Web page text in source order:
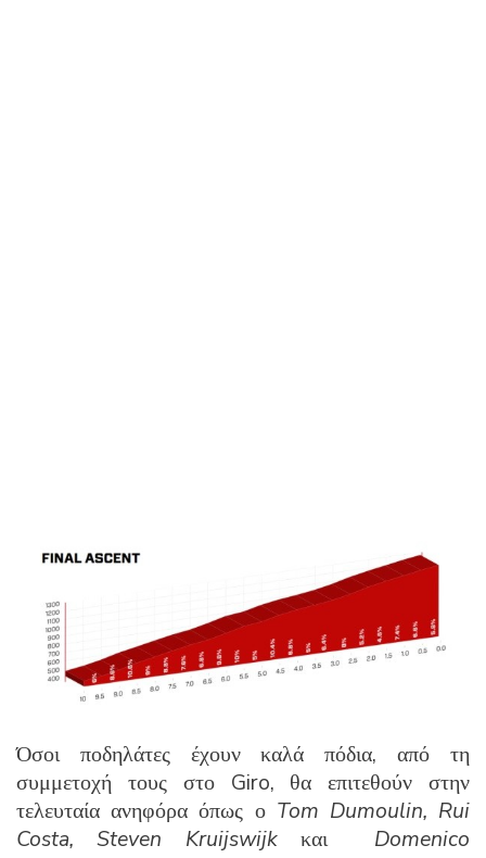
Όσοι ποδηλάτες έχουν καλά πόδια, από τη
συμμετοχή τους στο Giro, θα επιτεθούν στην
τελευταία ανηφόρα όπως ο Tom Dumoulin, Rui
Costa, Steven Kruijswijkκαι Domenico